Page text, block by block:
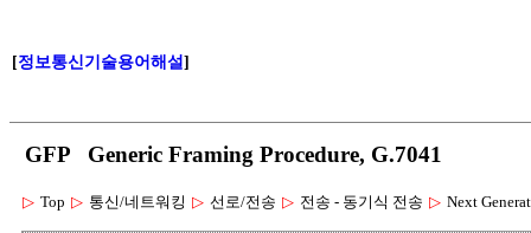
[정보통신기술용어해설]
GFP Generic Framing Procedure, G.7041
▷ Top ▷ 통신/네트워킹 ▷ 선로/전송 ▷ 전송 - 동기식 전송 ▷ Next